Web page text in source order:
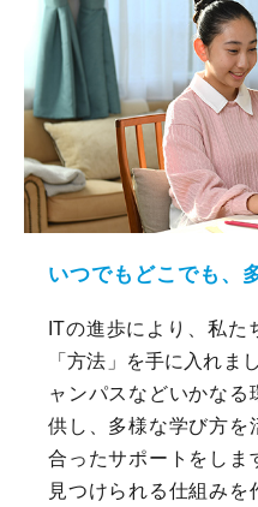
いつでもどこでも、
ITの進歩により、私た
「方法」を手に入れま
ャンパスなどいかなる
供し、多様な学び方を
合ったサポートをしま
見つけられる仕組みを